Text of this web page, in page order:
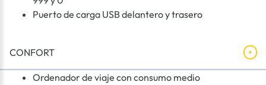
Puerto de carga USB delantero y trasero
CONFORT
Ordenador de viaje con consumo medio